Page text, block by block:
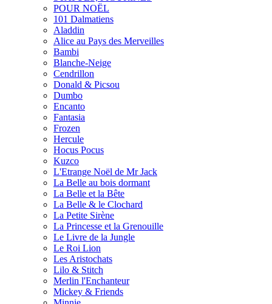
POUR NOËL
101 Dalmatiens
Aladdin
Alice au Pays des Merveilles
Bambi
Blanche-Neige
Cendrillon
Donald & Picsou
Dumbo
Encanto
Fantasia
Frozen
Hercule
Hocus Pocus
Kuzco
L'Etrange Noël de Mr Jack
La Belle au bois dormant
La Belle et la Bête
La Belle & le Clochard
La Petite Sirène
La Princesse et la Grenouille
Le Livre de la Jungle
Le Roi Lion
Les Aristochats
Lilo & Stitch
Merlin l'Enchanteur
Mickey & Friends